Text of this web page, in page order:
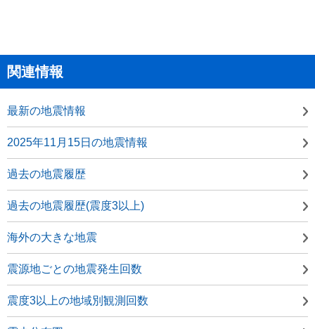
関連情報
最新の地震情報
2025年11月15日の地震情報
過去の地震履歴
過去の地震履歴(震度3以上)
海外の大きな地震
震源地ごとの地震発生回数
震度3以上の地域別観測回数